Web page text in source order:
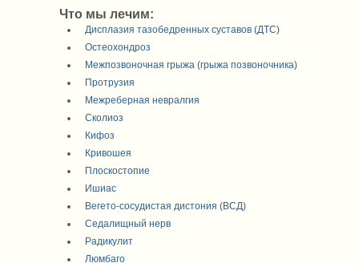
Что мы лечим:
Дисплазия тазобедренных суставов (ДТС)
Остеохондроз
Межпозвоночная грыжа (грыжа позвоночника)
Протрузия
Межреберная невралгия
Сколиоз
Кифоз
Кривошея
Плоскостопие
Ишиас
Вегето-сосудистая дистония (ВСД)
Седалищный нерв
Радикулит
Люмбаго